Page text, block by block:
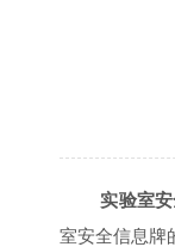
实验室
室安全信息牌